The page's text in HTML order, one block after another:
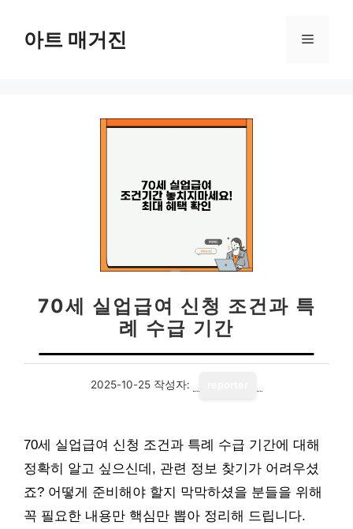
아트 매거진 메
70세 실업급여 신청 조건과 특
례 수급 기간
2025-10-25 작성자:
70세 실업급여 신청 조건과 특례 수급 기간에 대해
정확히 알고 싶으신데, 관련 정보 찾기가 어려우셨
죠? 어떻게 준비해야 할지 막막하셨을 분들을 위해
꼭 필요한 내용만 핵심만 뽑아 정리해 드립니다.